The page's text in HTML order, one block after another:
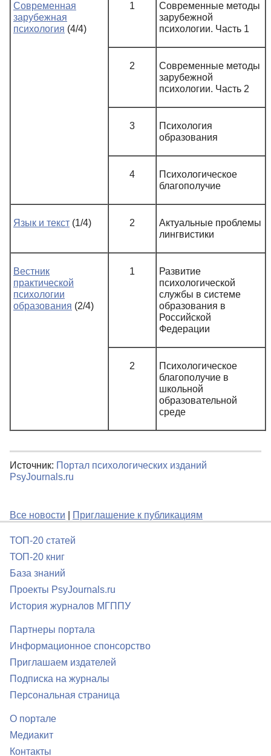
Современная
зарубежная
психология (4/4)
1
Современные методы
зарубежной
психологии. Часть 1
2
Современные методы
зарубежной
психологии. Часть 2
3
Психология
образования
4
Психологическое
благополучие
Язык и текст (1/4) 2
Актуальные проблемы
лингвистики
Вестник
практической
психологии
образования (2/4)
1
Развитие
психологической
службы в системе
образования в
Российской
Федерации
2
Психологическое
благополучие в
школьной
образовательной
среде
Источник: Портал психологических изданий
PsyJournals.ru
Все новости Приглашение к публикациям
ТОП-20 статей
ТОП-20 книг
База знаний
Проекты PsyJournals.ru
История журналов МГППУ
Партнеры портала
Информационное спонсорство
Приглашаем издателей
Подписка на журналы
Персональная страница
О портале
Медиакит
Контакты